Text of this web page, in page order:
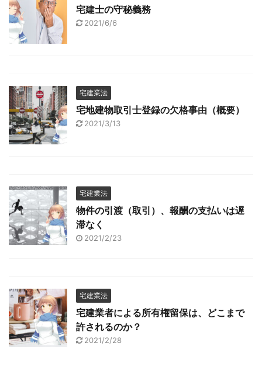
宅建士の守秘義務
2021/6/6
宅建業法
宅地建物取引士登録の欠格事由（概要）
2021/3/13
宅建業法
物件の引渡（取引）、報酬の支払いは遅
滞なく
2021/2/23
宅建業法
宅建業者による所有権留保は、どこまで
許されるのか？
2021/2/28